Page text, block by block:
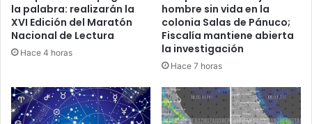
la palabra: realizarán la
XVI Edición del Maratón
Nacional de Lectura
Hace 4 horas
hombre sin vida en la
colonia Salas de Pánuco;
Fiscalía mantiene abierta
la investigación
Hace 7 horas